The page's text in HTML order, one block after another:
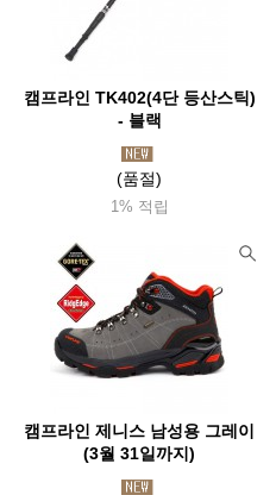
캠프라인 TK402(4단 등산스틱)
- 블랙
(품절)
1% 적립
캠프라인 제니스 남성용 그레이
(3월 31일까지)